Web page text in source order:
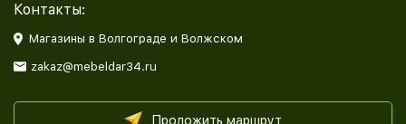
Контакты:
Магазины в Волгограде и Волжском
zakaz@mebeldar34.ru
Проложить маршрут